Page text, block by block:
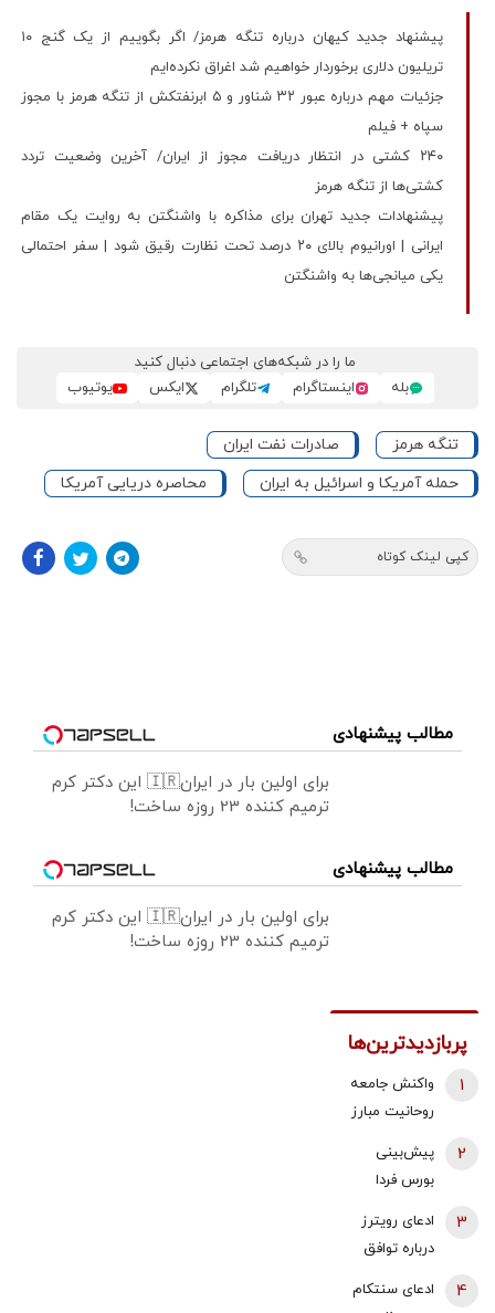
پیشنهاد جدید کیهان درباره تنگه هرمز/ اگر بگوییم از یک گنج ۱۰
تریلیون دلاری برخوردار خواهیم شد اغراق نکرده‌ایم
جزئیات مهم درباره عبور ۳۲ شناور و ۵ ابرنفتکش از تنگه هرمز با مجوز
سپاه + فیلم
۲۴۰ کشتی در انتظار دریافت مجوز از ایران/ آخرین وضعیت تردد
کشتی‌ها از تنگه هرمز
پیشنهادات جدید تهران برای مذاکره با واشنگتن به روایت یک مقام
ایرانی | اورانیوم بالای ۲۰ درصد تحت نظارت رقیق شود | سفر احتمالی
یکی میانجی‌ها به واشنگتن
ما را در شبکه‌های اجتماعی دنبال کنید
بله
اینستاگرام تلگرام ایکس یوتیوب
تنگه هرمز
صادرات نفت ایران
حمله آمریکا و اسرائیل به ایران
محاصره دریایی آمریکا
کپی لینک کوتاه
مطالب پیشنهادی
برای اولین بار در ایران🇮🇷 این دکتر کرم
ترمیم کننده 23 روزه ساخت!
مطالب پیشنهادی
برای اولین بار در ایران🇮🇷 این دکتر کرم
ترمیم کننده 23 روزه ساخت!
پربازدیدترین‌ها
واکنش جامعه
روحانیت مبارز
خرازی: اظهارات
باقر خرازی نه
صدای روحانیت
است، نه پیام
1
پیش‌بینی
بورس فردا
مرداد 1405 |
تقاضای سنگین
در انتظار
2
ادعای رویترز
درباره توافق
توافق، محاصره
3
ادعای سنتکام
4